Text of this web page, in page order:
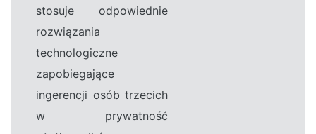
stosuje odpowiednie
rozwiązania
technologiczne
zapobiegające
ingerencji osób trzecich
w prywatność